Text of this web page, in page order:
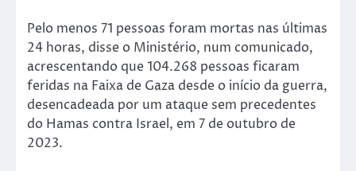
Pelo menos 71 pessoas foram mortas nas últimas
24 horas, disse o Ministério, num comunicado,
acrescentando que 104.268 pessoas ficaram
feridas na Faixa de Gaza desde o início da guerra,
desencadeada por um ataque sem precedentes
do Hamas contra Israel, em 7 de outubro de
2023.